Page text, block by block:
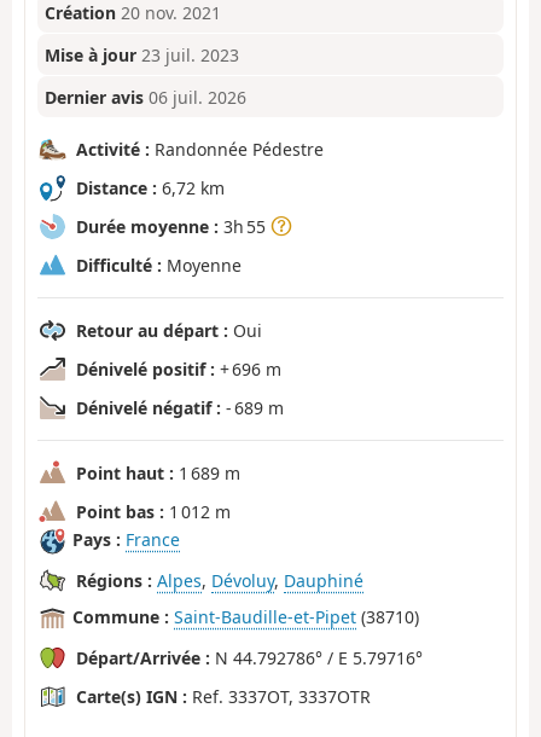
Création 20 nov. 2021
Mise à jour 23 juil. 2023
Dernier avis 06 juil. 2026
Activité : Randonnée Pédestre
Distance : 6,72 km
Durée moyenne : 3h 55
Difficulté : Moyenne
Retour au départ : Oui
Dénivelé positif : + 696 m
Dénivelé négatif : - 689 m
Point haut : 1 689 m
Point bas : 1 012 m
Pays : France
Régions : Alpes, Dévoluy, Dauphiné
Commune : Saint-Baudille-et-Pipet (38710)
Départ/Arrivée : N 44.792786° / E 5.79716°
Carte(s) IGN : Ref. 3337OT, 3337OTR